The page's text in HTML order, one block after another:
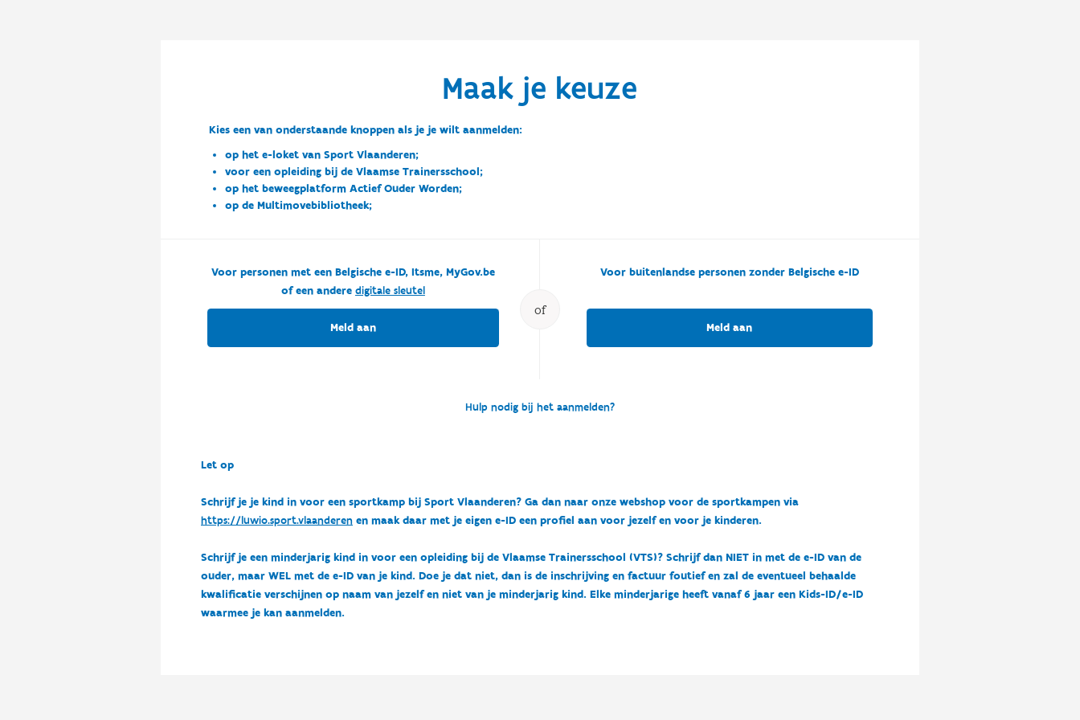
Maak je keuze
Kies een van onderstaande knoppen als je je wilt aanmelden:
op het e-loket van Sport Vlaanderen;
voor een opleiding bij de Vlaamse Trainersschool;
op het beweegplatform Actief Ouder Worden;
op de Multimovebibliotheek;
of
Voor personen met een Belgische e-ID, Itsme, MyGov.be
of een andere digitale sleutel
Meld aan
Voor buitenlandse personen zonder Belgische e-ID
Meld aan
Hulp nodig bij het aanmelden?
Let op
Schrijf je je kind in voor een sportkamp bij Sport Vlaanderen? Ga dan naar onze webshop voor de sportkampen via
https://luwio.sport.vlaanderenen maak daar met je eigen e-ID een profiel aan voor jezelf en voor je kinderen.
Schrijf je een minderjarig kind in voor een opleiding bij de Vlaamse Trainersschool (VTS)? Schrijf dan NIET in met de e-ID van de
ouder, maar WEL met de e-ID van je kind. Doe je dat niet, dan is de inschrijving en factuur foutief en zal de eventueel behaalde
kwalificatie verschijnen op naam van jezelf en niet van je minderjarig kind. Elke minderjarige heeft vanaf 6 jaar een Kids-ID/e-ID
waarmee je kan aanmelden.